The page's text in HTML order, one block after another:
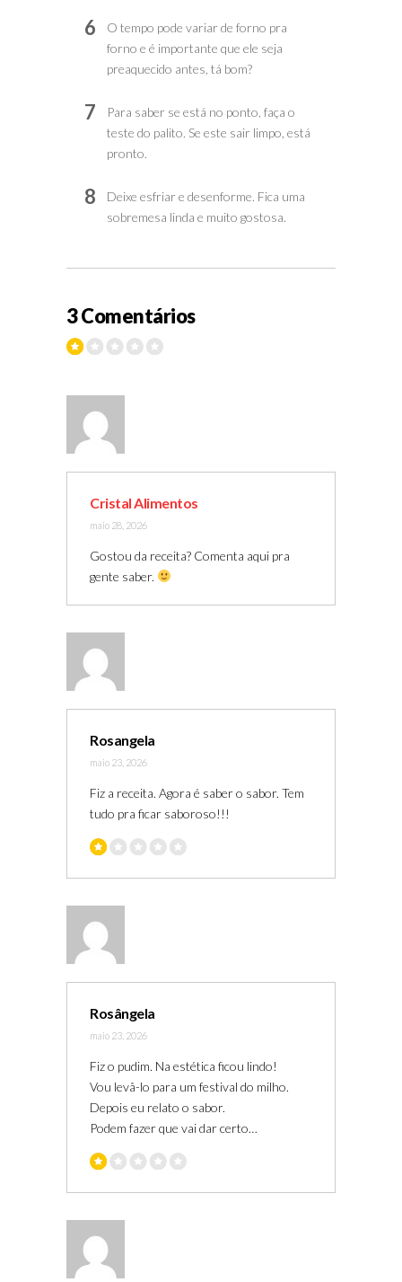
6
O tempo pode variar de forno pra
forno e é importante que ele seja
preaquecido antes, tá bom?
7
Para saber se está no ponto, faça o
teste do palito. Se este sair limpo, está
pronto.
8
Deixe esfriar e desenforme. Fica uma
sobremesa linda e muito gostosa.
3 Comentários
Cristal Alimentos
maio 28, 2026
Gostou da receita? Comenta aqui pra
gente saber.
Rosangela
maio 23, 2026
Fiz a receita. Agora é saber o sabor. Tem
tudo pra ficar saboroso!!!
Rosângela
maio 23, 2026
Fiz o pudim. Na estética ficou lindo!
Vou levå-lo para um festival do milho.
Depois eu relato o sabor.
Podem fazer que vai dar certo…